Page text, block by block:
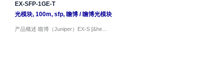
EX-SFP-1GE-T
光模块, 100m, sfp, 瞻博/ 瞻博光模块
产品概述 瞻博（Juniper）EX-S [&he…